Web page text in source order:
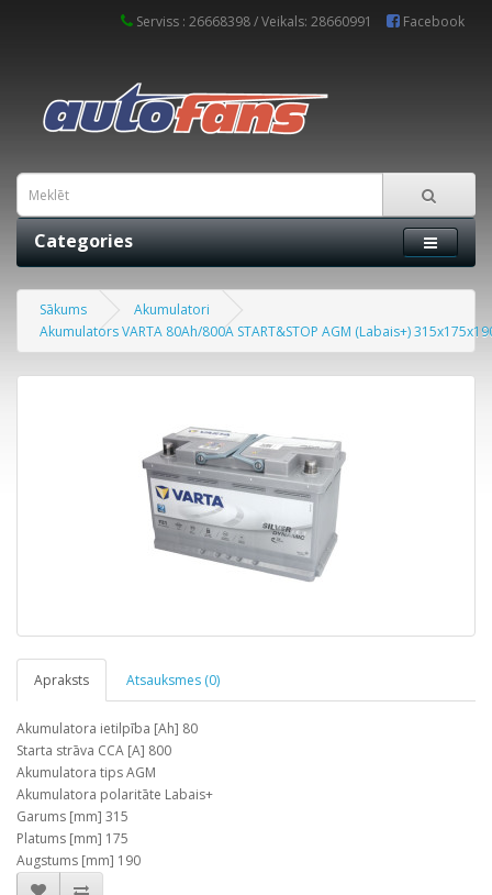
Serviss : 26668398 / Veikals: 28660991 Facebook
Categories
Sākums
Akumulatori
Akumulators VARTA 80Ah/800A START&STOP AGM (Labais+)
Apraksts Atsauksmes (0)
Akumulatora ietilpība [Ah] 80
Starta strāva CCA [A] 800
Akumulatora tips AGM
Akumulatora polaritāte Labais+
Garums [mm] 315
Platums [mm] 175
Augstums [mm] 190